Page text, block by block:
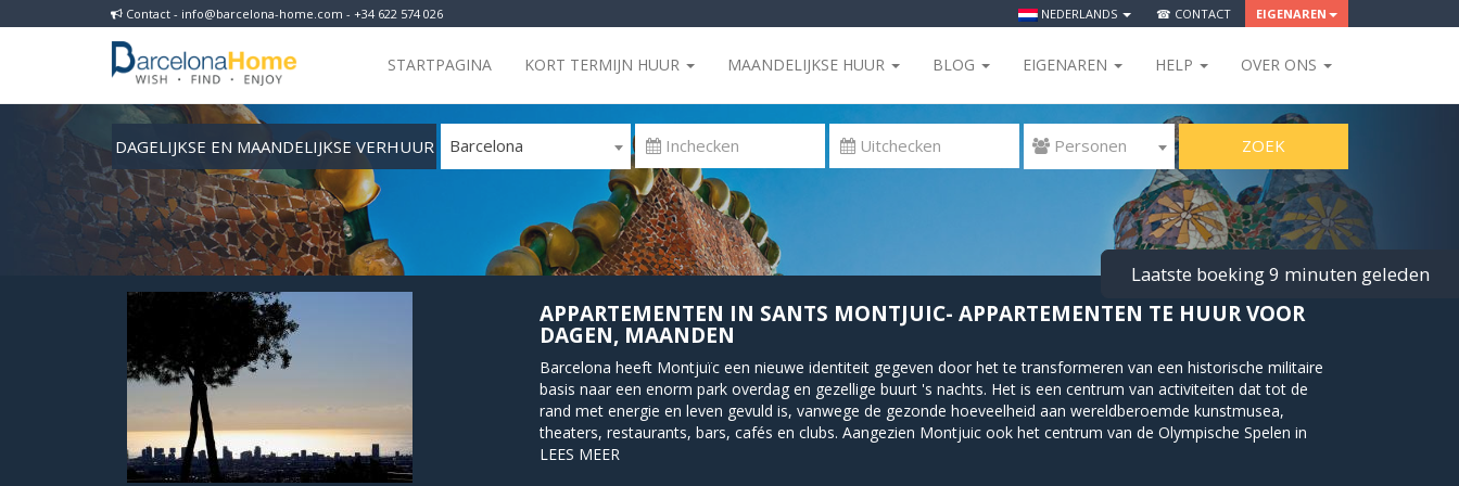
Contact - info@barcelona-home.com - +34 622 574 026 NEDERLANDS ☎ CONTACT EIGENAREN
STARTPAGINA KORT TERMIJN HUUR MAANDELIJKSE HUUR BLOG EIGENAREN HELP OVER ONS
DAGELIJKSE EN MAANDELIJKSE VERHUUR Barcelona  Personen ZOEK
APPARTEMENTEN IN SANTS MONTJUIC- APPARTEMENTEN TE HUUR VOOR
DAGEN, MAANDEN
Barcelona heeft Montjuïc een nieuwe identiteit gegeven door het te transformeren van een historische militaire
basis naar een enorm park overdag en gezellige buurt 's nachts. Het is een centrum van activiteiten dat tot de
rand met energie en leven gevuld is, vanwege de gezonde hoeveelheid aan wereldberoemde kunstmusea,
theaters, restaurants, bars, cafés en clubs. Aangezien Montjuic ook het centrum van de Olympische Spelen in
1992 was, zijn er vele grote faciliteiten voor talrijke sporten zoals zwemmen, hardlopen, fietsen, klimmen en
LEES MEER
Laatste boeking 9 minuten geleden